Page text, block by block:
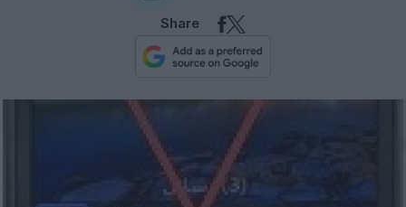
Share